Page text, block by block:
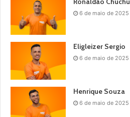
6 de maio de 2025
Eligleizer Sergio
6 de maio de 2025
Henrique Souza
6 de maio de 2025